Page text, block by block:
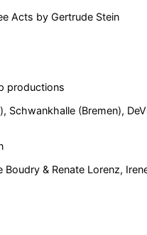
Acts by Gertrude Stein
productions
Schwankhalle (Bremen),
& Renate Lorenz,